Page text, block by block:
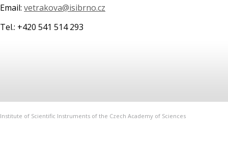
Email: vetrakova@isibrno.cz
Tel.: +420 541 514 293
Institute of Scientific Instruments of the Czech Academy of Sciences